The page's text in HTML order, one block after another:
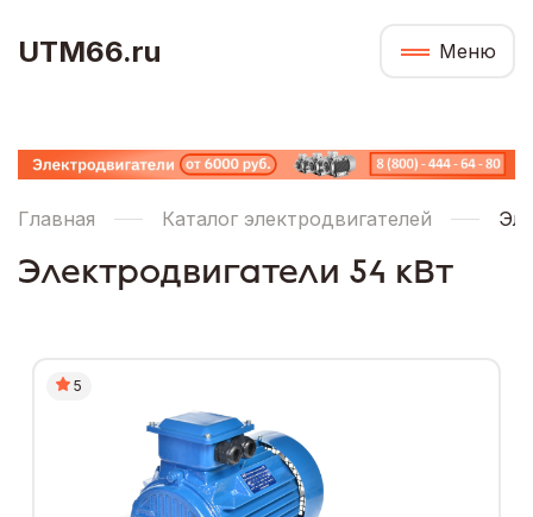
UTM66.ru Меню
Главная Каталог электродвигателей
Электродвигатели 54 кВт
5